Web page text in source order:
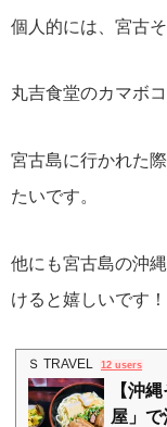
個人的には、宮古
丸吉食堂のカマボ
宮古島に行かれた
たいです。
他にも宮古島の沖
けると嬉しいです！
Ｓ TRAVEL 12 users
【沖
屋」で